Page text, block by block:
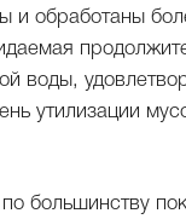
и обработаны
воды,
утилизации
большинству